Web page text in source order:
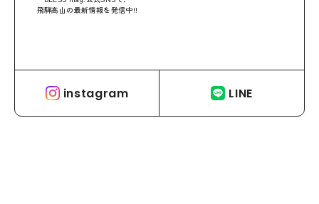
飛騨高山の最新情報を発信中!!
instagram LINE